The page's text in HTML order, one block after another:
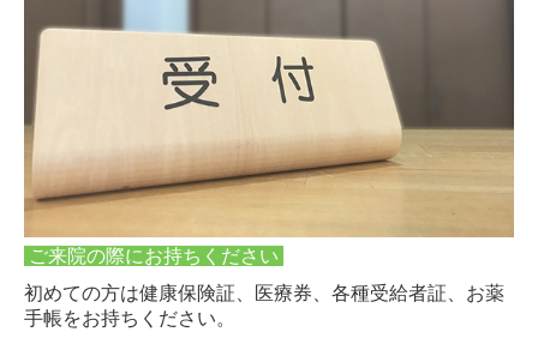
ご来院の際にお持ちください
初めての方は健康保険証、医療券、各種受給者証、お薬
手帳をお持ちください。